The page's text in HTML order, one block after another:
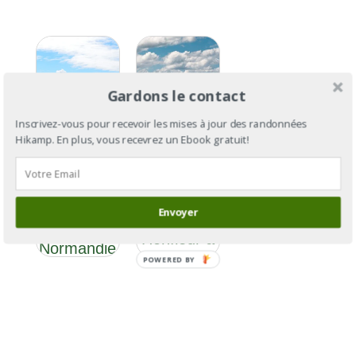
GR®223 :
la
Normandie
section 1 :
de
Cherbourg
Gardons le contact
Inscrivez-vous pour recevoir les mises à jour des randonnées
Hikamp. En plus, vous recevrez un Ebook gratuit!
Envoyer
POWERED BY